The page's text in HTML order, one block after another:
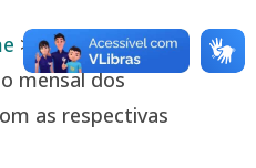
> Acesso à
mensal dos
as respectivas